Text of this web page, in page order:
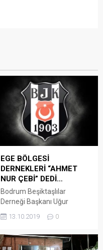
EGE BÖLGESİ
DERNEKLERİ “AHMET
NUR ÇEBİ” DEDİ…
Bodrum Beşiktaşlılar
Derneği Başkanı Uğur
Özçayır, yaptığı açıklamayla
Ahmet Nur Çebi’ye destek
üzerinde birlikte hareket
13.10.2019 0